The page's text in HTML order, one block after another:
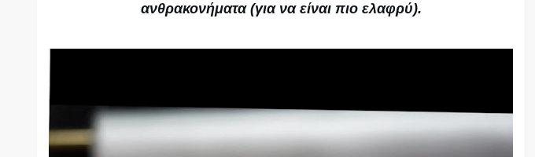
ανθρακονήματα (για να είναι πιο ελαφρύ).